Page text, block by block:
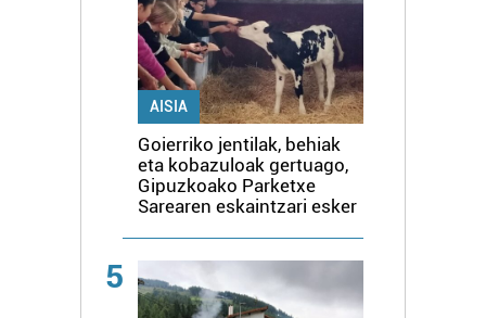
AISIA
Goierriko jentilak, behiak
eta kobazuloak gertuago,
Gipuzkoako Parketxe
Sarearen eskaintzari esker
5